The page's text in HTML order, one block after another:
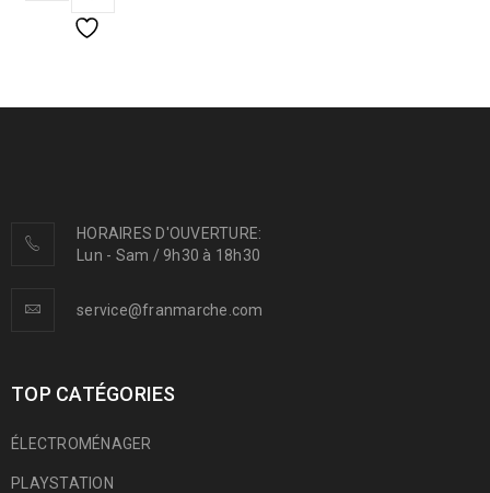
HORAIRES D'OUVERTURE:
Lun - Sam / 9h30 à 18h30
service@franmarche.com
TOP CATÉGORIES
ÉLECTROMÉNAGER
PLAYSTATION